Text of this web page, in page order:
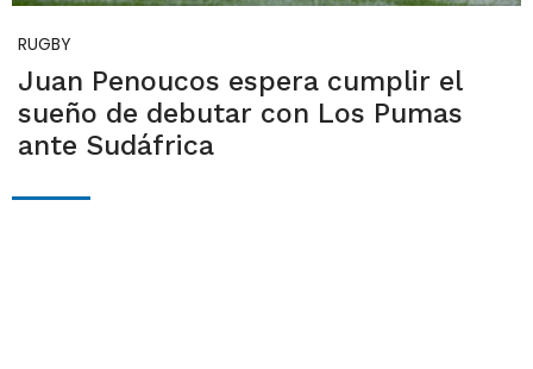
RUGBY
Juan Penoucos espera cumplir el
sueño de debutar con Los Pumas
ante Sudáfrica